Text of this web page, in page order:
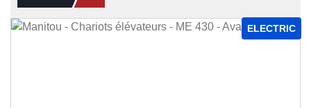
ELECTRIC